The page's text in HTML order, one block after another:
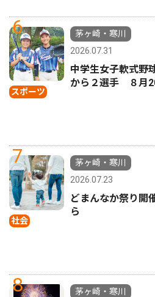
6
スポーツ
茅ヶ崎・寒川
2026.07.31
中学生女子軟式野
から２選手 ８月
7
社会
茅ヶ崎・寒川
2026.07.23
どまんなか祭り
ら
8
茅ヶ崎・寒川